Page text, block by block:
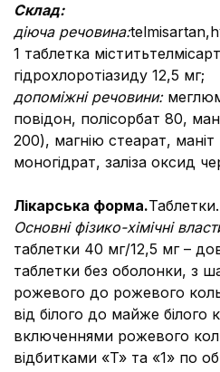
Склад:
діюча речовина:
1 таблетка
гідрохлоротіазиду 12,5 мг;
допоміжні речовини:
повідон, полісорбат 80,
200), магнію стеарат,
моногідрат, заліза оксид
Лікарська форма.Таблетки.
Основні фізико-хімічні
таблетки 40 мг/12,5 мг –
таблетки без оболонки, з
рожевого до рожевого
від білого до майже
включеннями рожевого
відбитками «T» та «1» по